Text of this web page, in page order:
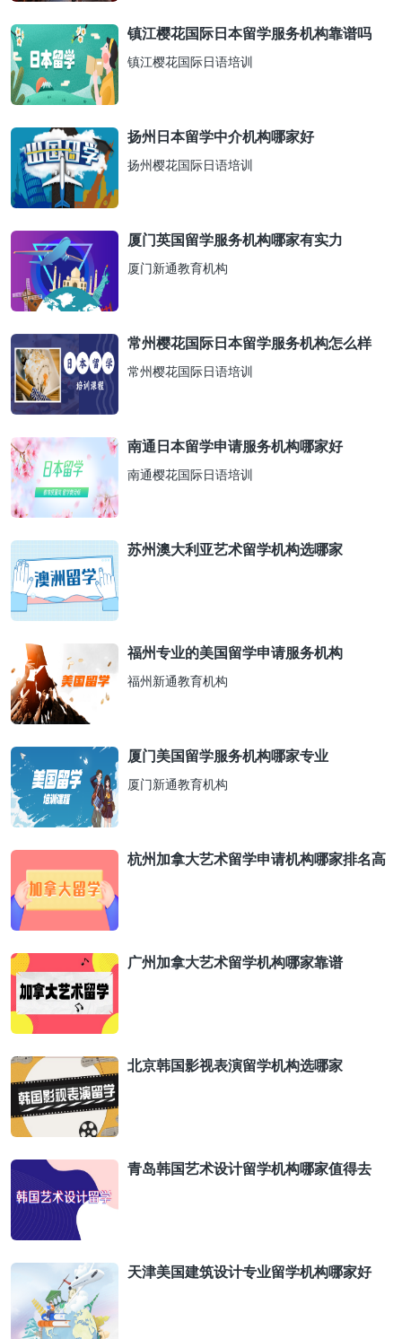
镇江樱花国际日本留学服务机构靠谱吗
镇江樱花国际日语培训
扬州日本留学中介机构哪家好
扬州樱花国际日语培训
厦门英国留学服务机构哪家有实力
厦门新通教育机构
常州樱花国际日本留学服务机构怎么样
常州樱花国际日语培训
南通日本留学申请服务机构哪家好
南通樱花国际日语培训
苏州澳大利亚艺术留学机构选哪家
福州专业的美国留学申请服务机构
福州新通教育机构
厦门美国留学服务机构哪家专业
厦门新通教育机构
杭州加拿大艺术留学申请机构哪家排名高
广州加拿大艺术留学机构哪家靠谱
北京韩国影视表演留学机构选哪家
青岛韩国艺术设计留学机构哪家值得去
天津美国建筑设计专业留学机构哪家好